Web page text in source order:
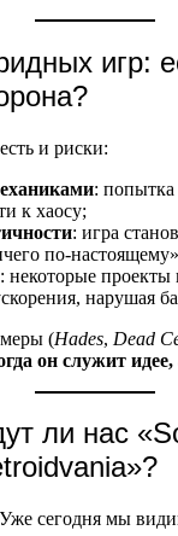
игр:
и риски:
: попытка
к хаосу;
: игра
по-
: некоторые
нарушая
(Hades, Dead
он служит
ли нас
сегодня мы